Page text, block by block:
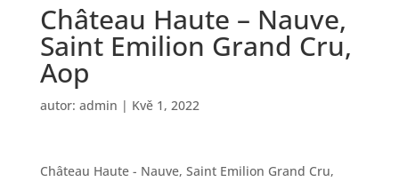
Château Haute – Nauve,
Saint Emilion Grand Cru,
Aop
autor: admin | Kvě 1, 2022
Château Haute - Nauve, Saint Emilion Grand Cru,